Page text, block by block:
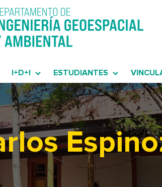
I+D+I ESTUDIANTES